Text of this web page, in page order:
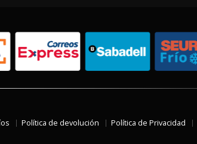
Política de devolución Política de Privacidad